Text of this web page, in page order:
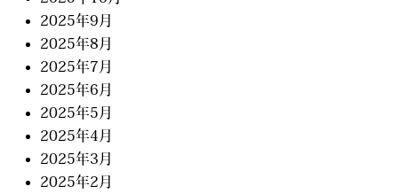
2025年9月
2025年8月
2025年7月
2025年6月
2025年5月
2025年4月
2025年3月
2025年2月